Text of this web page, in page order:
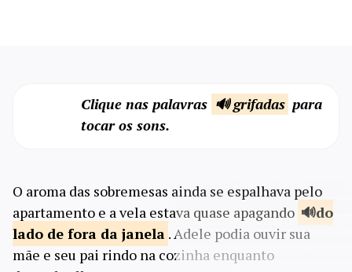
Clique nas palavras 🔊 grifadas para
tocar os sons.
O aroma das sobremesas ainda se espalhava pelo
apartamento e a vela estava quase apagando
do
lado de fora da janela . Adele podia ouvir sua
mãe e seu pai rindo na cozinha enquanto